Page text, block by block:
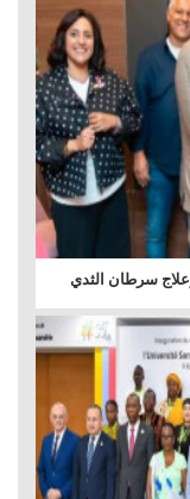
سرطان الثدي